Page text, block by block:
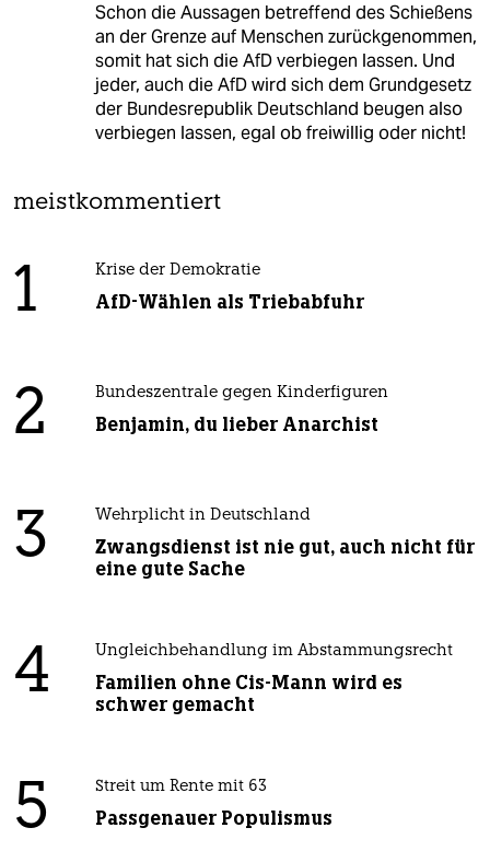
Schon die Aussagen betreffend des Schießens
an der Grenze auf Menschen zurückgenommen,
somit hat sich die AfD verbiegen lassen. Und
jeder, auch die AfD wird sich dem Grundgesetz
der Bundesrepublik Deutschland beugen also
verbiegen lassen, egal ob freiwillig oder nicht!
meistkommentiert
1 Krise der Demokratie
AfD-Wählen als Triebabfuhr
2 Bundeszentrale gegen Kinderfiguren
Benjamin, du lieber Anarchist
3 Wehrplicht in Deutschland
Zwangsdienst ist nie gut, auch nicht für
eine gute Sache
4 Ungleichbehandlung im Abstammungsrecht
Familien ohne Cis-Mann wird es
schwer gemacht
5 Streit um Rente mit 63
Passgenauer Populismus